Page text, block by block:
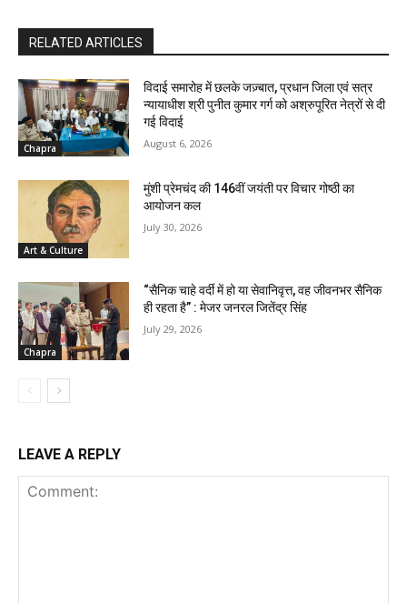
RELATED ARTICLES
Chapra
विदाई समारोह में छलके जज़्बात, प्रधान जिला एवं सत्र
न्यायाधीश श्री पुनीत कुमार गर्ग को अश्रुपूरित नेत्रों से दी
गई विदाई
August 6, 2026
Art & Culture
मुंशी प्रेमचंद की 146वीं जयंती पर विचार गोष्ठी का
आयोजन कल
July 30, 2026
Chapra
“सैनिक चाहे वर्दी में हो या सेवानिवृत्त, वह जीवनभर सैनिक
ही रहता है” : मेजर जनरल जितेंद्र सिंह
July 29, 2026
LEAVE A REPLY